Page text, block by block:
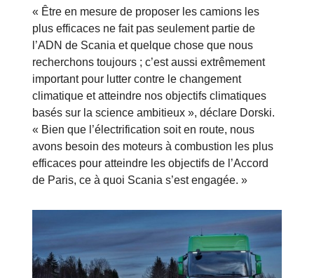
« Être en mesure de proposer les camions les
plus efficaces ne fait pas seulement partie de
l’ADN de Scania et quelque chose que nous
recherchons toujours ; c’est aussi extrêmement
important pour lutter contre le changement
climatique et atteindre nos objectifs climatiques
basés sur la science ambitieux », déclare Dorski.
« Bien que l’électrification soit en route, nous
avons besoin des moteurs à combustion les plus
efficaces pour atteindre les objectifs de l’Accord
de Paris, ce à quoi Scania s’est engagée. »